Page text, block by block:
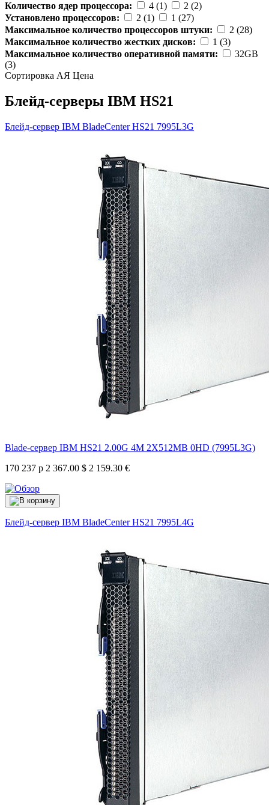
Количество ядер процессора:
4 (1)
2 (2)
Установлено процессоров:
2 (1)
1 (27)
Максимальное количество процессоров штуки:
2 (28)
Максимальное количество жестких дисков:
1 (3)
Максимальное количество оперативной памяти:
32GB
(3)
Сортировка АЯ Ценa
Блейд-серверы IBM HS21
Блейд-сервер IBM BladeCenter HS21 7995L3G
Blade-сервер IBM HS21 2.00G 4M 2X512MB 0HD (7995L3G)
170 237 р 2 367.00 $ 2 159.30 €
Блейд-сервер IBM BladeCenter HS21 7995L4G